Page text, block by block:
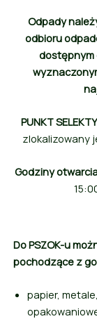
Odpady
odbioru
dostępnym
PUNKT
zlokalizowany
Godziny
Do PSZOK-u
pochodzące z
papier,